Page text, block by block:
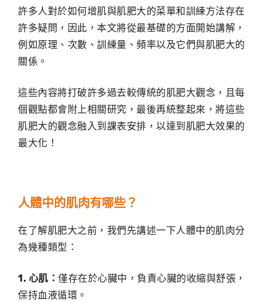
許多人對於如何增肌與肌肥大的菜單和訓練方法存在
許多疑問，因此，本文將從最基礎的方面開始講解，
例如原理、次數、訓練量、頻率以及它們與肌肥大的
關係。
這些內容將打破許多過去較傳統的肌肥大觀念，且每
個觀點都會附上相關研究，最後再統整起來，將這些
肌肥大的觀念融入到課表安排，以達到肌肥大效果的
最大化！
人體中的肌肉有哪些？
在了解肌肥大之前，我們先講述一下人體中的肌肉分
為幾種類型：
1. 心肌： 僅存在於心臟中，負責心臟的收縮與舒張，
保持血液循環。